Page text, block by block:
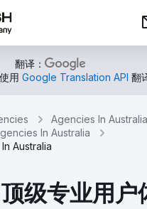
翻译：
用 Google Translation API 翻
Agencies In Australia
In Australia
Australia
级专业用户